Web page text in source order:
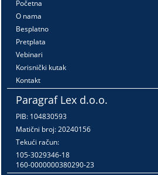
Početna
O nama
Besplatno
Pretplata
Vebinari
Korisnički kutak
Kontakt
Paragraf Lex d.o.o.
PIB: 104830593
Matični broj: 20240156
Tekući račun:
105-3029346-18
160-0000000380290-23